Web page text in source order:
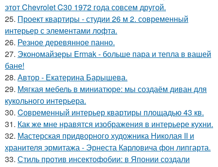
этот Chevrolet C30 1972 года совсем другой.
25. Проект квартиры - студии 26 м 2. современный
интерьер с элементами лофта.
26. Резное деревянное панно.
27. Экономайзеры Ermak - больше пара и тепла в вашей
бане!
28. Автор - Екатерина Барышева.
29. Мягкая мебель в миниатюре: мы создаём диван для
кукольного интерьера.
30. Cовременный интерьер квартиры площадью 43 кв.
31. Как же мне нравятся изображения в интерьере кухни.
32. Мастерская придворного художника Николая II и
хранителя эрмитажа - Эрнеста Карловича фон липгарта.
33. Стиль против инсектофобии: в Японии создали